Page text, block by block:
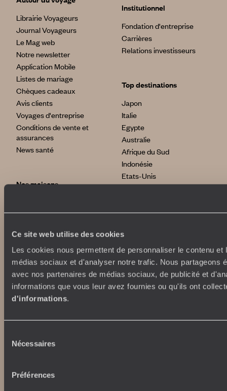
Ce site web utilise des cookies
Les cookies nous permettent de personnaliser le contenu
médias sociaux et d'analyser notre trafic. Nous partageons
avec nos partenaires de médias sociaux, de publicité et
informations que vous leur avez fournies ou qu'ils ont
d'informations.
Nécessaires
Préférences
Librairie Voyageurs
Journal Voyageurs
Le Mag web
Notre newsletter
Application Mobile
Listes de mariage
Chèques cadeaux
Avis clients
Voyages d'entreprise
Conditions de vente et
assurances
News santé
Nos maisons
Satyagraha House
La Villa Nomade
La Villa Bahia
Institutionnel
Fondation d'entreprise
Carrières
Relations investisseurs
Top destinations
Japon
Italie
Egypte
Australie
Afrique du Sud
Indonésie
Etats-Unis
International
voyageursdumonde.fr
voyageursdumonde.ch
voyageursdumonde.ch/de
voyageursdumonde.ca